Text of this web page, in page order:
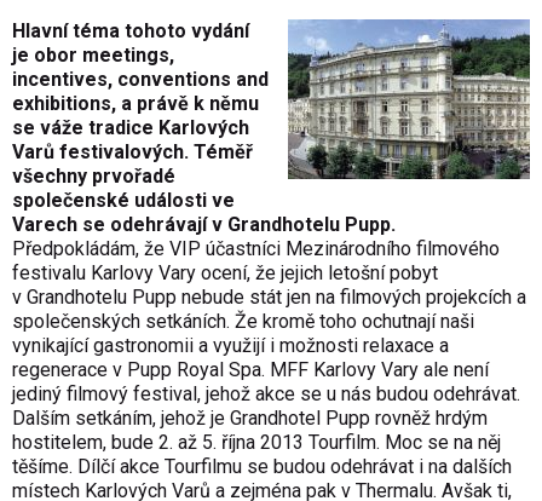
Hlavní téma tohoto vydání
je obor meetings,
incentives, conventions and
exhibitions, a právě k němu
se váže tradice Karlových
Varů festivalových. Téměř
všechny prvořadé
společenské události ve
Varech se odehrávají v Grandhotelu Pupp.
Předpokládám, že VIP účastníci Mezinárodního filmového
festivalu Karlovy Vary ocení, že jejich letošní pobyt
v Grandhotelu Pupp nebude stát jen na filmových projekcích a
společenských setkáních. Že kromě toho ochutnají naši
vynikající gastronomii a využijí i možnosti relaxace a
regenerace v Pupp Royal Spa. MFF Karlovy Vary ale není
jediný filmový festival, jehož akce se u nás budou odehrávat.
Dalším setkáním, jehož je Grandhotel Pupp rovněž hrdým
hostitelem, bude 2. až 5. října 2013 Tourfilm. Moc se na něj
těšíme. Dílčí akce Tourfilmu se budou odehrávat i na dalších
místech Karlových Varů a zejména pak v Thermalu. Avšak ti,